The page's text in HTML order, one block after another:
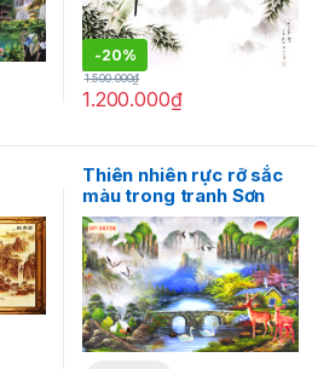
-20%
1.200.000₫
1.500.000₫
Thiên nhiên rực rỡ sắc
màu trong tranh Sơn
thủy hữu tình độc đáo